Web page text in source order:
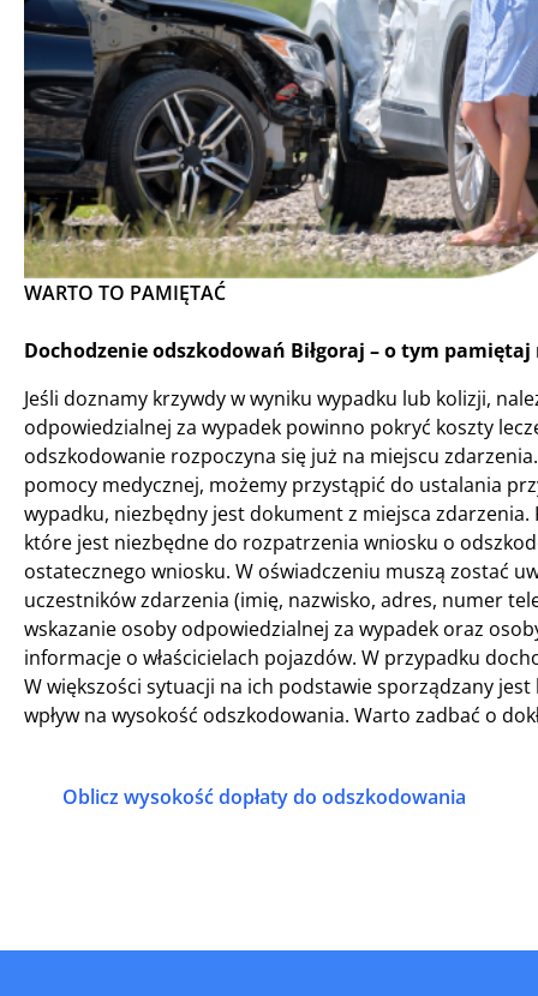
WARTO TO PAMIĘTAĆ
Dochodzenie odszkodowań Biłgoraj – o tym
Jeśli doznamy krzywdy w wyniku wypadku lub kolizji,
odpowiedzialnej za wypadek powinno pokryć koszty
odszkodowanie rozpoczyna się już na miejscu
pomocy medycznej, możemy przystąpić do ustalania
wypadku, niezbędny jest dokument z miejsca
które jest niezbędne do rozpatrzenia wniosku o
ostatecznego wniosku. W oświadczeniu muszą zostać
uczestników zdarzenia (imię, nazwisko, adres, numer
wskazanie osoby odpowiedzialnej za wypadek oraz
informacje o właścicielach pojazdów. W przypadku
W większości sytuacji na ich podstawie sporządzany
wpływ na wysokość odszkodowania. Warto zadbać o
Oblicz wysokość dopłaty do odszkodowania